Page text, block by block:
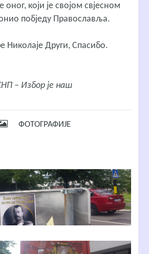
који је својом свјесном
побједу Православља.
Николаје Други, Спасибо.
– Избор је наш
ФОТОГРАФИЈЕ